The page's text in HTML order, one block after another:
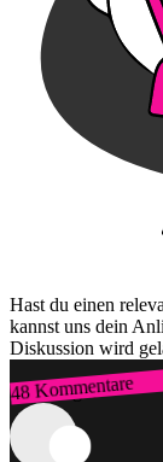
Hast du einen
kannst uns dein
Diskussion wird
48 Kommentare
Zum Login